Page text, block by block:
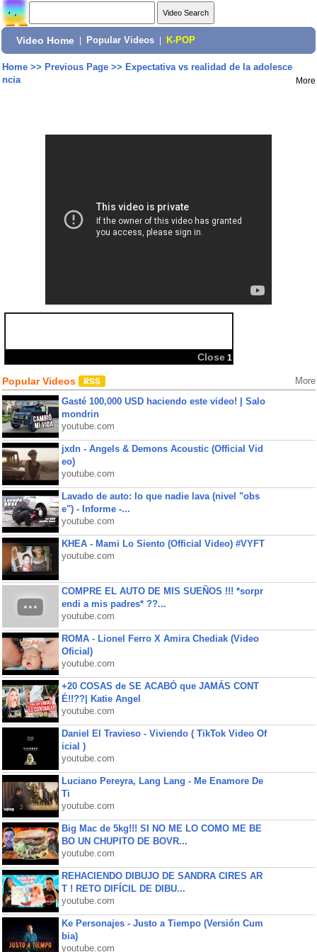
Video Home Popular Videos K-POP
Home>> Previous Page>> Expectativa vs realidad de la adolesce
ncia
More
Close 1
Share:
Popular Videos More
Gasté 100,000 USD haciendo este video! | Salo
mondrin
youtube.com
jxdn - Angels & Demons Acoustic (Official Vid
eo)
youtube.com
Lavado de auto: lo que nadie lava (nivel "obs
e") - Informe -...
youtube.com
KHEA - Mami Lo Siento (Official Video) #VYFT
youtube.com
COMPRE EL AUTO DE MIS SUEÑOS !!! *sorpr
endi a mis padres* ??...
youtube.com
ROMA - Lionel Ferro X Amira Chediak (Video
Oficial)
youtube.com
+20 COSAS de SE ACABÓ que JAMÁS CONT
É!!??| Katie Angel
youtube.com
Daniel El Travieso - Viviendo ( TikTok Video Of
icial )
youtube.com
Luciano Pereyra, Lang Lang - Me Enamore De
Ti
youtube.com
Big Mac de 5kg!!! SI NO ME LO COMO ME BE
BO UN CHUPITO DE BOVR...
youtube.com
REHACIENDO DIBUJO DE SANDRA CIRES AR
T ! RETO DIFÍCIL DE DIBU...
youtube.com
Ke Personajes - Justo a Tiempo (Versión Cum
bia)
youtube.com